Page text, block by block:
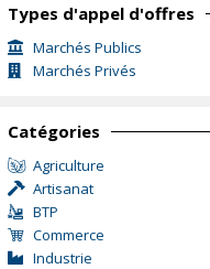
Types d'appel d'offres
Marchés Publics
Marchés Privés
Catégories
Agriculture
Artisanat
BTP
Commerce
Industrie